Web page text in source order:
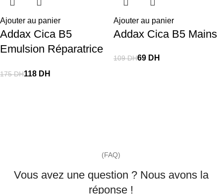
Ajouter au panier
Addax Cica B5
Emulsion Réparatrice
175DH118 DH
Ajouter au panier
Addax Cica B5 Mains
109DH69 DH
(FAQ)
Vous avez une question ? Nous avons la
réponse !